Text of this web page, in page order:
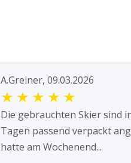
A.Greiner, 09.03.2026
★ ★ ★ ★ ★
Die gebrauchten Skier sind
Tagen passend verpackt
hatte am Wochenend...